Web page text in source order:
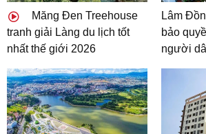
Măng Đen Treehouse
tranh giải Làng du lịch tốt
nhất thế giới 2026
Lâm
bảo
người